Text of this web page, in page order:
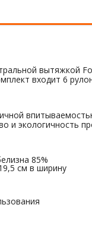
вытяжкой
входит 6
и экологичность
85%
см в ширину